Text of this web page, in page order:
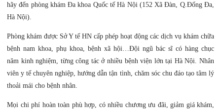
hãy đến phòng khám Đa khoa Quốc tế Hà Nội (152 Xã Đàn, Q.Đống Đa,
Hà Nội).
Phòng khám được Sở Y tế HN cấp phép hoạt động các dịch vụ khám chữa
bệnh nam khoa, phụ khoa, bệnh xã hội…Đội ngũ bác sĩ có hàng chục
năm kinh nghiệm, từng công tác ở nhiều bệnh viện lớn tại Hà Nội. Nhân
viên y tế chuyên nghiệp, hướng dẫn tận tình, chăm sóc chu đáo tạo tâm lý
thoải mái cho bệnh nhân.
Mọi chi phí hoàn toàn phù hợp, có nhiều chương ưu đãi, giảm giá khám,